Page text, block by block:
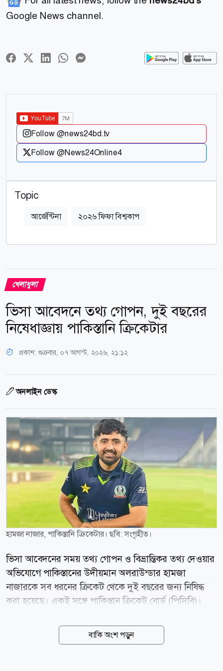
Google News channel.
Follow @news24bd.tv
Follow @News24Online4
Topic
আর্জেন্টিনা ২০২৬ ফিফা বিশ্বকাপ
খেলাধুলা
ভিসা আবেদনে তথ্য গোপন, দুই বছরের
নিষেধাজ্ঞায় পাকিস্তানি ক্রিকেটার
প্রকাশ: শুক্রবার, ০৭ আগস্ট, ২০২৬, ২১:১২
অনলাইন ডেস্ক
হামজা নাজার, পাকিস্তানি ক্রিকেটার। ছবি: সংগৃহীত।
ভিসা আবেদনের সময় তথ্য গোপন ও বিভ্রান্তিকর তথ্য দেওয়ার
অভিযোগে পাকিস্তানের উদীয়মান অলরাউন্ডার হামজা
নাজারকে সব ধরনের ক্রিকেট থেকে দুই বছরের জন্য নিষিদ্ধ
করা হয়েছে। একই সঙ্গে পাকিস্তান ক্রিকেট বোর্ড (পিসিবি)।
হয়েছে। বৃহস্পতিবার (৬ আগস্ট) এক বিবৃতিতে পিসিবি জানায়,
বোর্ডের মাধ্যমে বিদেশ সফরের জন্য ভিসা আবেদন করার
বাকি অংশ পড়ুন